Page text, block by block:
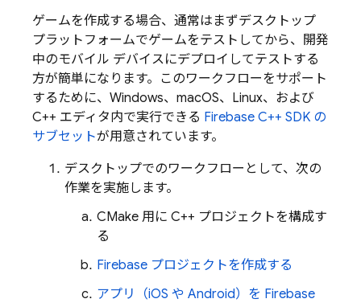
ゲームを作成する場合、通常はまずデスクトップ
プラットフォームでゲームをテストしてから、開発
中のモバイル デバイスにデプロイしてテストする
方が簡単になります。このワークフローをサポート
するために、Windows、macOS、Linux、および
C++ エディタ内で実行できる Firebase C++ SDK の
サブセットが用意されています。
デスクトップでのワークフローとして、次の
作業を実施します。
CMake 用に C++ プロジェクトを構成す
る
Firebase プロジェクトを作成する
アプリ（iOS や Android）を Firebase